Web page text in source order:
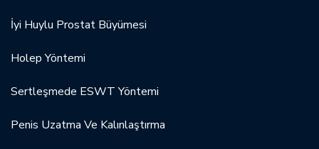
İyi Huylu Prostat Büyümesi
Holep Yöntemi
Sertleşmede ESWT Yöntemi
Penis Uzatma Ve Kalınlaştırma